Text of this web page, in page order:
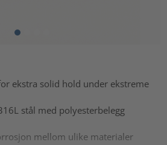
ekstra solid hold under ekstreme
stål med polyesterbelegg
mellom ulike materialer